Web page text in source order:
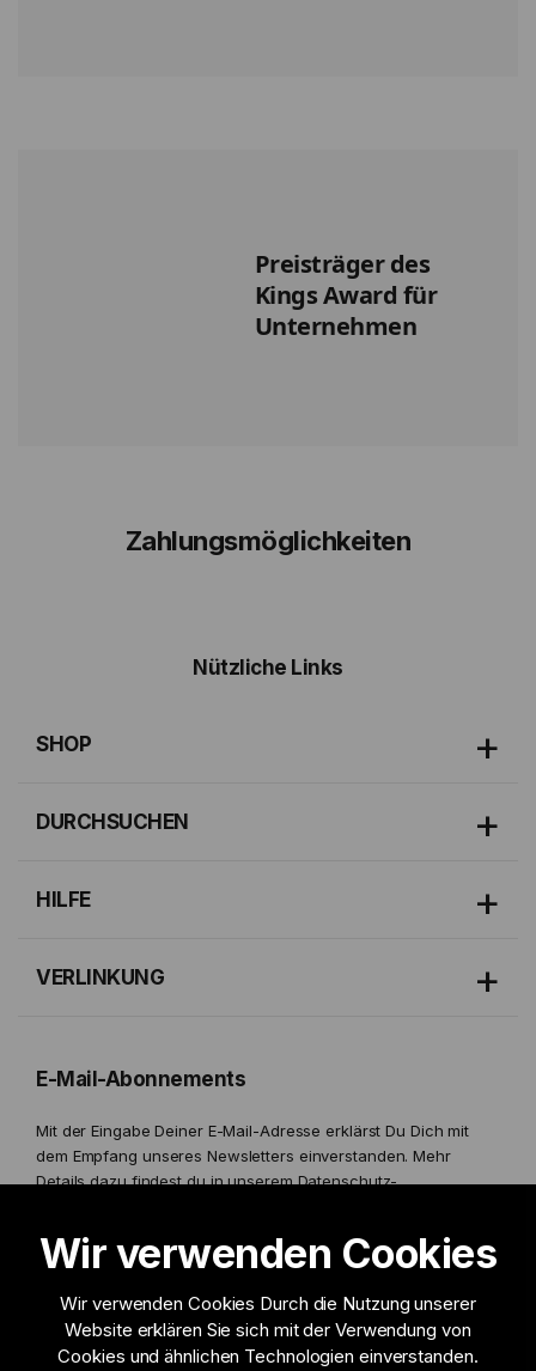
Wir verwenden Cookies
Wir verwenden Cookies Durch die Nutzung unserer
Website erklären Sie sich mit der Verwendung von
Cookies und ähnlichen Technologien einverstanden.
Preisträger des
Kings Award für
Unternehmen
Zahlungsmöglichkeiten
E-Mail-Abonnements
Mit der Eingabe Deiner E-Mail-Adresse erklärst Du Dich mit
dem Empfang unseres Newsletters einverstanden. Mehr
Details dazu findest du in unseremDatenschutz-
Ich möchte Informationen erhalten zu
Nützliche Links
SHOP
DURCHSUCHEN
HILFE
VERLINKUNG